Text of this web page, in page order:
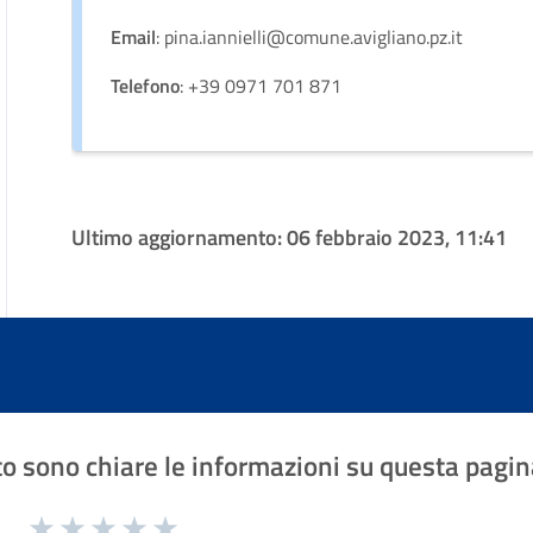
Email: pina.iannielli@comune.avigliano.pz.it
Telefono: +39 0971 701 871
Ultimo aggiornamento:06 febbraio 2023, 11:41
sono chiare le informazioni su questa
1 a 5 stelle la pagina